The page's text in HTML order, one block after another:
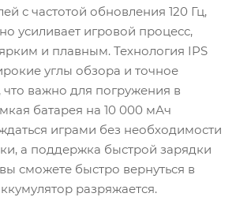
с частотой обновления 120 Гц,
усиливает игровой процесс,
и плавным. Технология IPS
углы обзора и точное
что важно для погружения в
батарея на 10 000 мАч
играми без необходимости
а поддержка быстрой зарядки
сможете быстро вернуться в
разряжается.